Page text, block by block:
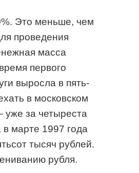
Это меньше, чем
проведения
масса
первого
выросла в пять-
в московском
уже за четыреста
марте 1997 года
тысяч рублей.
рубля.